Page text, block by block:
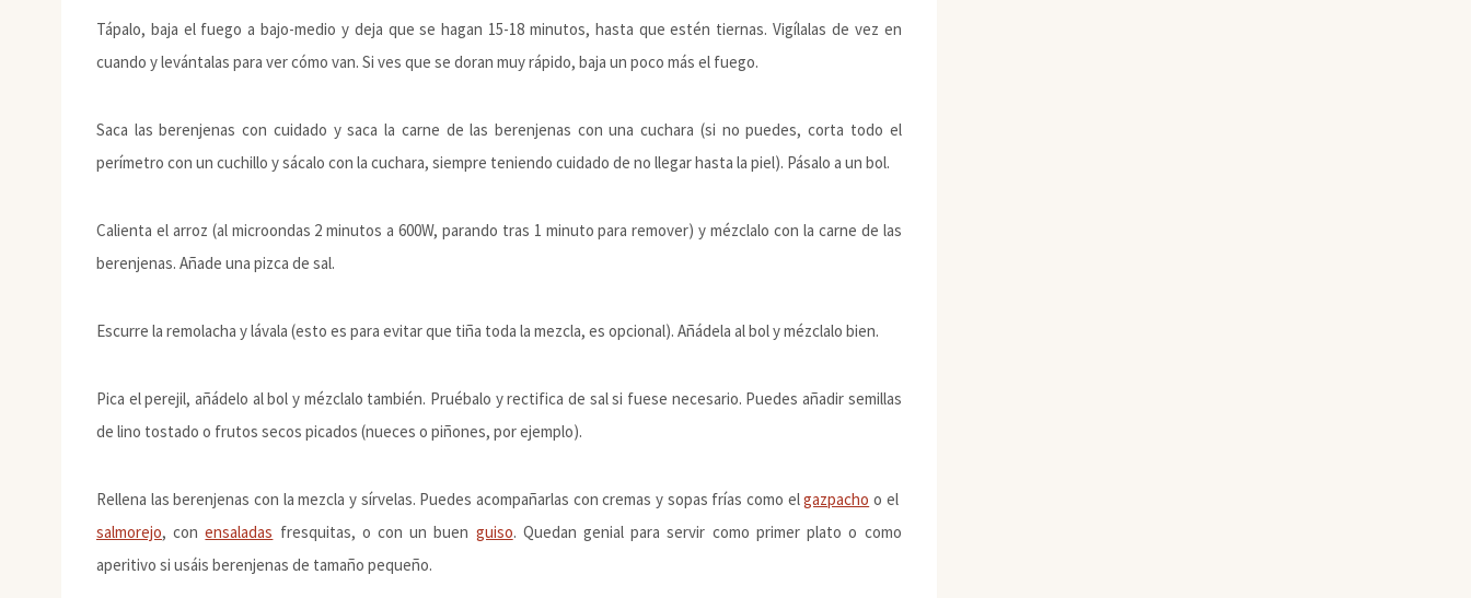
Tápalo, baja el fuego a bajo-medio y deja que se hagan 15-18 minutos, hasta que estén tiernas. Vigílalas de vez en
cuando y levántalas para ver cómo van. Si ves que se doran muy rápido, baja un poco más el fuego.
Saca las berenjenas con cuidado y saca la carne de las berenjenas con una cuchara (si no puedes, corta todo el
perímetro con un cuchillo y sácalo con la cuchara, siempre teniendo cuidado de no llegar hasta la piel). Pásalo a un bol.
Calienta el arroz (al microondas 2 minutos a 600W, parando tras 1 minuto para remover) y mézclalo con la carne de las
berenjenas. Añade una pizca de sal.
Escurre la remolacha y lávala (esto es para evitar que tiña toda la mezcla, es opcional). Añádela al bol y mézclalo bien.
Pica el perejil, añádelo al bol y mézclalo también. Pruébalo y rectifica de sal si fuese necesario. Puedes añadir semillas
de lino tostado o frutos secos picados (nueces o piñones, por ejemplo).
Rellena las berenjenas con la mezcla y sírvelas. Puedes acompañarlas con cremas y sopas frías como elgazpacho o el
salmorejo, conensaladas fresquitas, o con un buen guiso. Quedan genial para servir como primer plato o como
aperitivo si usáis berenjenas de tamaño pequeño.